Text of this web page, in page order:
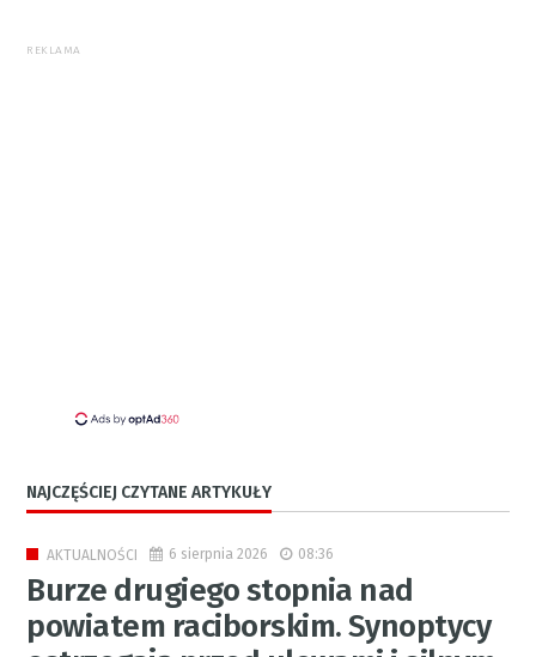
REKLAMA
NAJCZĘŚCIEJ CZYTANE ARTYKUŁY
AKTUALNOŚCI 6 sierpnia 2026 08:36
Burze drugiego stopnia nad
powiatem raciborskim. Synoptycy